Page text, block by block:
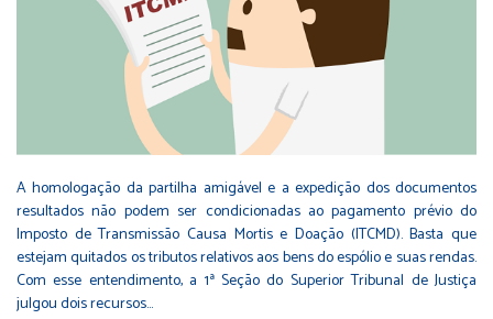
A homologação da partilha amigável e a expedição dos documentos
resultados não podem ser condicionadas ao pagamento prévio do
Imposto de Transmissão Causa Mortis e Doação (ITCMD). Basta que
estejam quitados os tributos relativos aos bens do espólio e suas rendas.
Com esse entendimento, a 1ª Seção do Superior Tribunal de Justiça
julgou dois recursos…